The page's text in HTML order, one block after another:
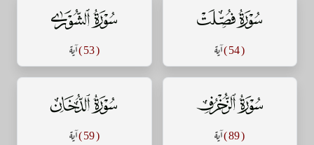
سورة فصلت
( 54 ) آية
سورة الشورى
( 53 ) آية
سورة الزخرف
( 89 ) آية
سورة الدخان
( 59 ) آية